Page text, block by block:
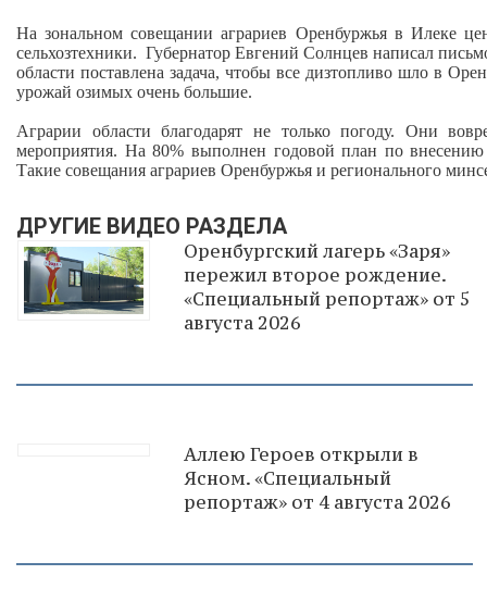
На зональном совещании аграриев Оренбуржья в Илеке
сельхозтехники. Губернатор Евгений Солнцев написал
области поставлена задача, чтобы все дизтопливо шло в
урожай озимых очень большие.
Аграрии области благодарят не только погоду. Они
мероприятия. На 80% выполнен годовой план по
Такие совещания аграриев Оренбуржья и регионального
ДРУГИЕ ВИДЕО РАЗДЕЛА
Оренбургский лагерь «Заря»
пережил второе рождение.
«Специальный репортаж» от 5
августа 2026
Аллею Героев открыли в
Ясном. «Специальный
репортаж» от 4 августа 2026